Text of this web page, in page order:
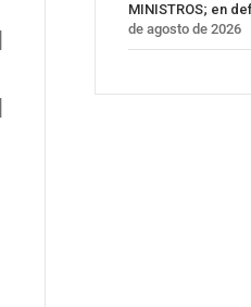
MINISTROS; en
de agosto de 2026